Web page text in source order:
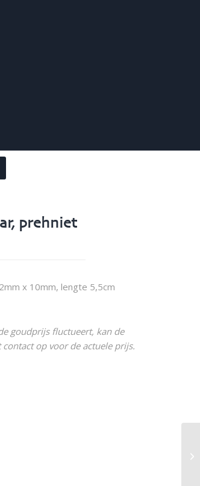
prehniet
x 10mm, lengte 5,5cm
goudprijs fluctueert, kan de
op voor de actuele prijs.